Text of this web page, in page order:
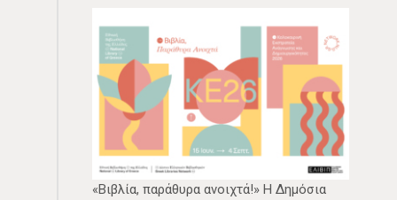
«Βιβλία, παράθυρα ανοιχτά!» Η Δημόσια